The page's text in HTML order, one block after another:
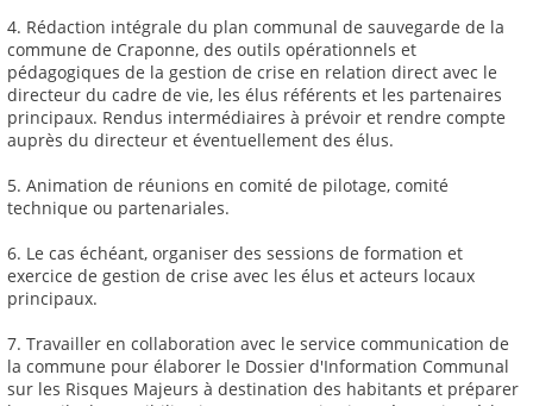
4. Rédaction intégrale du plan communal de sauvegarde de la
commune de Craponne, des outils opérationnels et
pédagogiques de la gestion de crise en relation direct avec le
directeur du cadre de vie, les élus référents et les partenaires
principaux. Rendus intermédiaires à prévoir et rendre compte
auprès du directeur et éventuellement des élus.
5. Animation de réunions en comité de pilotage, comité
technique ou partenariales.
6. Le cas échéant, organiser des sessions de formation et
exercice de gestion de crise avec les élus et acteurs locaux
principaux.
7. Travailler en collaboration avec le service communication de
la commune pour élaborer le Dossier d'Information Communal
sur les Risques Majeurs à destination des habitants et préparer